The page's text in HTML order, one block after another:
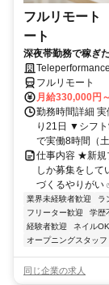
フルリモー
ート
深夜帯勤務で稼ぎ
フルリモート
月給330,000円
勤務時間詳細
り21日 ▼シフ
で実働8時間（
仕事内容 ★新規
しか募集をして
づくるやりがい
業界未経験者歓迎 ラ
フリーター歓迎
学歴
経験者歓迎
ネイルOK
オープニングスタッフ
同じ企業の求人